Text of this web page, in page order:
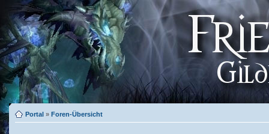
Portal » Foren-Übersicht